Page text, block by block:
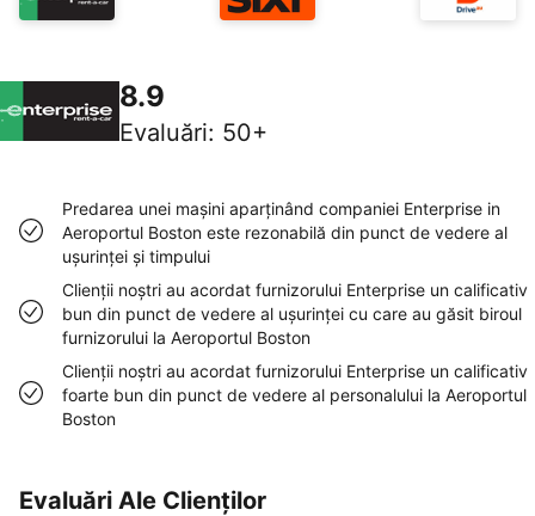
8.9
Evaluări: 50+
Predarea unei maşini aparţinând companiei Enterprise in
Aeroportul Boston este rezonabilă din punct de vedere al
uşurinţei şi timpului
Clienţii noştri au acordat furnizorului Enterprise un calificativ
bun din punct de vedere al uşurinţei cu care au găsit biroul
furnizorului la Aeroportul Boston
Clienţii noştri au acordat furnizorului Enterprise un calificativ
foarte bun din punct de vedere al personalului la Aeroportul
Boston
Evaluări Ale Clienților